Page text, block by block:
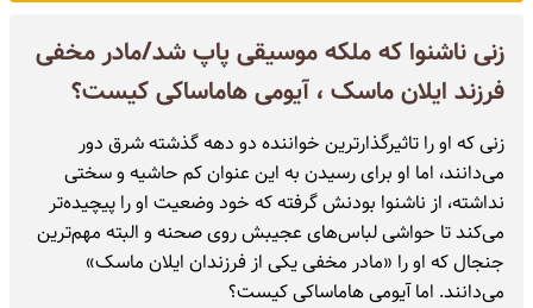
زنی ناشنوا که ملکه موسیقی پاپ شد/مادر مخفی
فرزند ایلان ماسک ، آیومی هاماساکی کیست؟
زنی که او را تاثیرگذارترین خواننده دو دهه گذشته شرق دور
می‌دانند، اما او برای رسیدن به این عنوان کم حاشیه و سختی
نداشته، از ناشنوا بودنش گرفته که خود وضعیت او را پیچیده‌تر
می‌کند تا حواشی لباس‌های عجیبش روی صحنه و البته مهم‌ترین
جنجال که او را «مادر مخفی یکی از فرزندان ایلان ماسک»
می‌دانند. اما آیومی هاماساکی کیست؟